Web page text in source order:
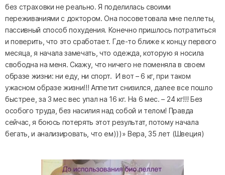
без страховки не реально. Я поделилась своими
переживаниями с доктором. Она посоветовала мне пеллеты,
пассивный способ похудения. Конечно пришлось потратиться
и поверить, что это сработает. Где-то ближе к концу первого
месяца, я начала замечать, что одежда, которую я носила
свободна на меня. Скажу, что ничего не поменяла в своем
образе жизни: ни еду, ни спорт. И вот – 6 кг, при таком
ужасном образе жизни!!! Аппетит снизился, далее все пошло
быстрее, за 3 мес вес упал на 16 кг. На 6 мес. – 24 кг!!! Без
особого труда, без насилия над собой и телом! Правда
сейчас, я боюсь потерять этот результат, потому начала
бегать, и анализировать, что ем)))» Вера, 35 лет (Швеция)